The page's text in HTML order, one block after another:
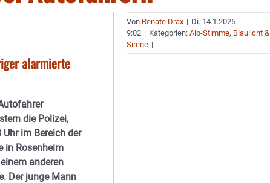
alarmierte
die Polizei,
Uhr im Bereich der
in Rosenheim
anderen
Der junge Mann
Von Renate Drax | Di. 14.1.2025 -
9:02 | Kategorien:Aib-Stimme, Blaulicht &
Sirene |